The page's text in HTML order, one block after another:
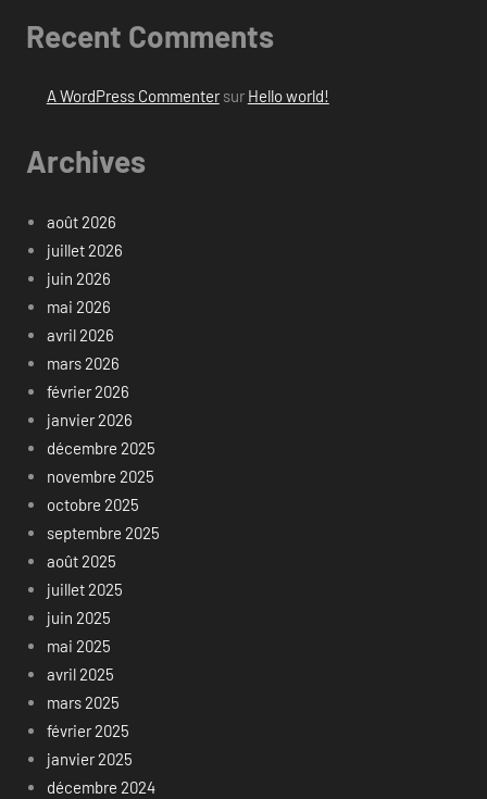
Recent Comments
A WordPress Commentersur Hello world!
Archives
août 2026
juillet 2026
juin 2026
mai 2026
avril 2026
mars 2026
février 2026
janvier 2026
décembre 2025
novembre 2025
octobre 2025
septembre 2025
août 2025
juillet 2025
juin 2025
mai 2025
avril 2025
mars 2025
février 2025
janvier 2025
décembre 2024